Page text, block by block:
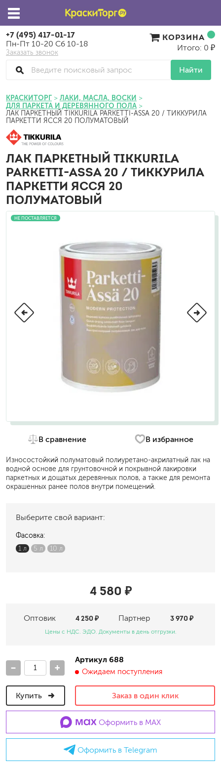
+7 (495) 417-01-17
Пн-Пт 10-20 Сб 10-18
Заказать звонок
Найти
КОРЗИНА
Итого: 0 ₽
КРАСКИТОРГ
ЛАКИ, МАСЛА, ВОСКИ
ДЛЯ ПАРКЕТА И ДЕРЕВЯННОГО ПОЛА
ЛАК ПАРКЕТНЫЙ TIKKURILA PARKETTI-ASSA 20 / ТИККУРИЛА
ПАРКЕТТИ ЯССЯ 20 ПОЛУМАТОВЫЙ
ЛАК ПАРКЕТНЫЙ TIKKURILA
PARKETTI-ASSA 20 / ТИККУРИЛА
ПАРКЕТТИ ЯССЯ 20
ПОЛУМАТОВЫЙ
НЕ ПОСТАВЛЯЕТСЯ
В сравнение В избранное
Износостойкий полуматовый полиуретано-акрилатный лак на
водной основе для грунтовочной и покрывной лакировки
паркетных и дощатых деревянных полов, а также для ремонта
окрашенных ранее полов внутри помещений.
Выберите свой вариант:
Фасовка:
1 л
5 л 10 л
4 580 ₽
Оптовик Партнер
4 250 ₽ 3 970 ₽
Цены с НДС. ЭДО. Документы в день отгрузки.
- +
Артикул 688
Ожидаем поступления
Купить Заказ в один клик
Оформить в MAX
Оформить в Telegram